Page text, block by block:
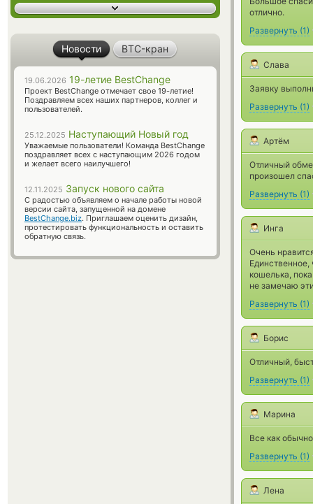
отлично.
Развернуть (1)
Слава
Заявку
Развернуть (1)
Артём
Отличный
произошел
Развернуть (1)
Инга
Очень
Единственное,
кошелька,
не замечаю
Развернуть (1)
Борис
Отличный,
Развернуть (1)
Марина
Все как
Развернуть (1)
Лена
Новости BTC-кран
19.06.2026 19-летие BestChange
Проект BestChange отмечает свое 19-летие!
Поздравляем всех наших партнеров, коллег и
пользователей.
25.12.2025 Наступающий Новый год
Уважаемые пользователи! Команда BestChange
поздравляет всех с наступающим 2026 годом
и желает всего наилучшего!
12.11.2025 Запуск нового сайта
С радостью объявляем о начале работы новой
версии сайта, запущенной на домене
BestChange.biz. Приглашаем оценить дизайн,
протестировать функциональность и оставить
обратную связь.